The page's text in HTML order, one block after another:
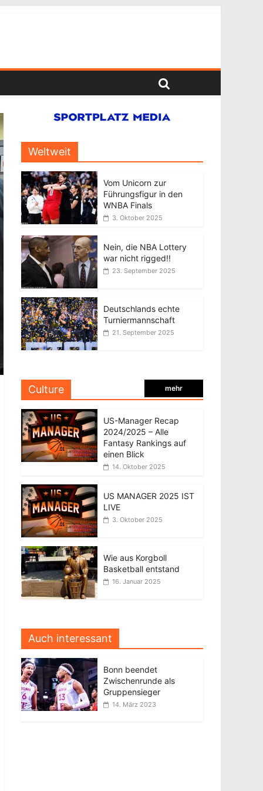
Weltweit
Vom Unicorn zur
Führungsfigur in den
WNBA Finals
3. Oktober 2025
Nein, die NBA Lottery
war nicht rigged!!
23. September 2025
Deutschlands echte
Turniermannschaft
21. September 2025
Culture mehr
US-Manager Recap
2024/2025 – Alle
Fantasy Rankings auf
einen Blick
14. Oktober 2025
US MANAGER 2025 IST
LIVE
3. Oktober 2025
Wie aus Korgboll
Basketball entstand
16. Januar 2025
Auch interessant
Bonn beendet
Zwischenrunde als
Gruppensieger
14. März 2023